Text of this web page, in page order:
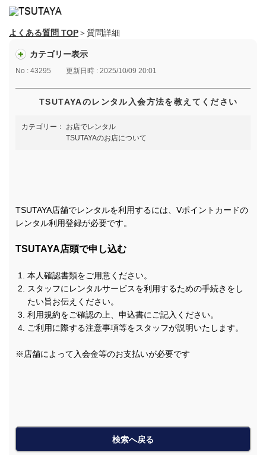
よくある質問 TOP＞質問詳細
カテゴリー表示
No : 43295 更新日時 : 2025/10/09 20:01
TSUTAYAのレンタル入会方法を教えてください
カテゴリー：
お店でレンタル
TSUTAYAのお店について
TSUTAYA店舗でレンタルを利用するには、Vポイントカードの
レンタル利用登録が必要です。
TSUTAYA店頭で申し込む
本人確認書類をご用意ください。
スタッフにレンタルサービスを利用するための手続きをし
たい旨お伝えください。
利用規約をご確認の上、申込書にご記入ください。
ご利用に際する注意事項等をスタッフが説明いたします。
※店舗によって入会金等のお支払いが必要です
検索へ戻る